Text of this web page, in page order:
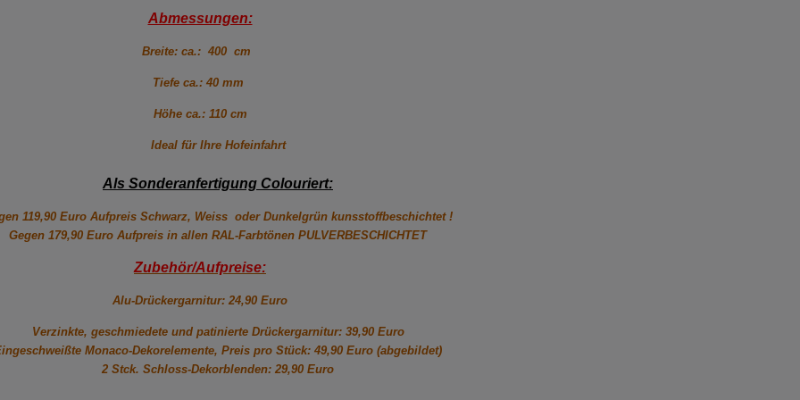
Abmessungen:
Breite: ca.: 400 cm
Tiefe ca.: 40 mm
Höhe ca.: 110 cm
Ideal für Ihre Hofeinfahrt
Als Sonderanfertigung Colouriert:
119,90 Euro Aufpreis Schwarz, Weiss oder Dunkelgrün kunsstoffbeschichtet !
Gegen 179,90 Euro Aufpreis in allen RAL-Farbtönen PULVERBESCHICHTET
Zubehör/Aufpreise:
Alu-Drückergarnitur: 24,90 Euro
Verzinkte, geschmiedete und patinierte Drückergarnitur: 39,90 Euro
Monaco-Dekorelemente, Preis pro Stück: 49,90 Euro (abgebildet)
2 Stck. Schloss-Dekorblenden: 29,90 Euro